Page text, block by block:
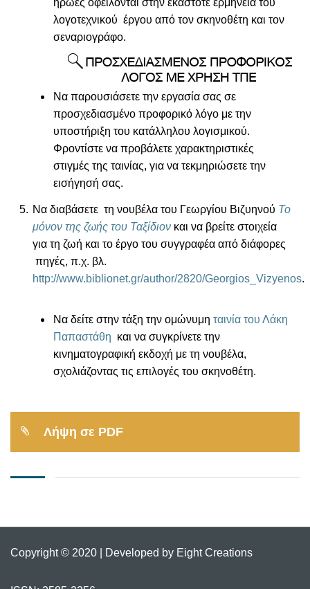
λογοτεχνικού έργου από τον σκηνοθέτη και τον
σεναριογράφο.
Να παρουσιάσετε την εργασία σας σε
προσχεδιασμένο προφορικό λόγο με την
υποστήριξη του κατάλληλου λογισμικού.
Φροντίστε να προβάλετε χαρακτηριστικές
στιγμές της ταινίας, για να τεκμηριώσετε την
εισήγησή σας.
Να διαβάσετε τη νουβέλα του Γεωργίου Βιζυηνού Το
μόνον της ζωής του Ταξίδιον και να βρείτε στοιχεία
για τη ζωή και το έργο του συγγραφέα από διάφορες
πηγές, π.χ. βλ.
http://www.biblionet.gr/author/2820/Georgios_Vizyenos.
Να δείτε στην τάξη την ομώνυμη ταινία του Λάκη
Παπαστάθη και να συγκρίνετε την
κινηματογραφική εκδοχή με τη νουβέλα,
σχολιάζοντας τις επιλογές του σκηνοθέτη.
Λήψη σε PDF
Copyright © 2020 | Developed by Eight Creations